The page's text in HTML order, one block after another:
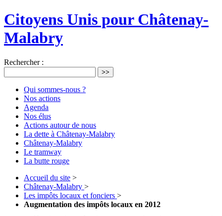
Citoyens Unis pour Châtenay-
Malabry
Rechercher :
>>
Qui sommes-nous ?
Nos actions
Agenda
Nos élus
Actions autour de nous
La dette à Châtenay-Malabry
Châtenay-Malabry
Le tramway
La butte rouge
Accueil du site >
Châtenay-Malabry >
Les impôts locaux et fonciers >
Augmentation des impôts locaux en 2012